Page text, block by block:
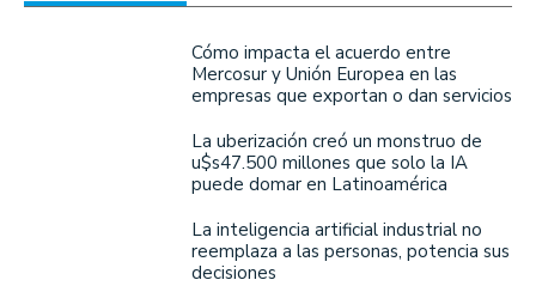
Cómo impacta el acuerdo entre
Mercosur y Unión Europea en las
empresas que exportan o dan servicios
La uberización creó un monstruo de
u$s47.500 millones que solo la IA
puede domar en Latinoamérica
La inteligencia artificial industrial no
reemplaza a las personas, potencia sus
decisiones